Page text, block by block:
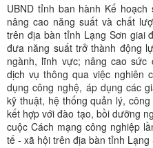
UBND tỉnh ban hành Kế hoạch
nâng cao năng suất và chất
trên địa bàn tỉnh Lạng Sơn giai
đưa năng suất trở thành động
ngành, lĩnh vực; nâng cao sức
dịch vụ thông qua việc nghiên
dụng công nghệ, áp dụng các
kỹ thuật, hệ thống quản lý,
kết hợp với đào tạo, bồi dưỡng
cuộc Cách mạng công nghiệp
tế - xã hội trên địa bàn tỉnh Lạng